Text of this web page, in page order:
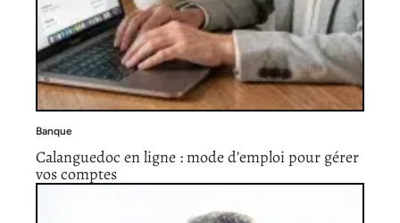
Banque
Calanguedoc en ligne : mode d’emploi pour gérer
vos comptes